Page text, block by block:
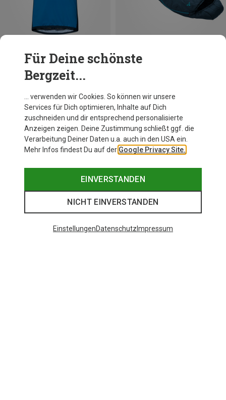
Du sparst 42% Du sparst 17%
Andere Kunden kauften auch
Für Deine schönste
Bergzeit...
… verwenden wir Cookies. So können wir unsere
Services für Dich optimieren, Inhalte auf Dich
zuschneiden und dir entsprechend personalisierte
Anzeigen zeigen. Deine Zustimmung schließt ggf. die
Verarbeitung Deiner Daten u.a. auch in den USA ein.
Mehr Infos findest Du auf der Google Privacy Site.
EINVERSTANDEN
NICHT EINVERSTANDEN
EinstellungenDatenschutz Impressum